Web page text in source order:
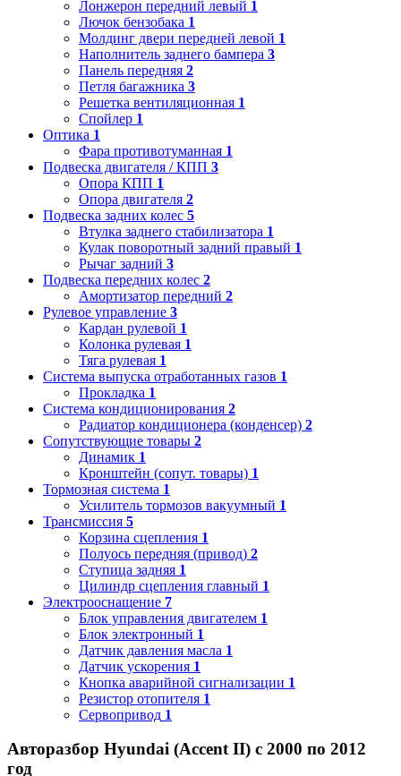
Лонжерон передний левый 1
Лючок бензобака 1
Молдинг двери передней левой 1
Наполнитель заднего бампера 3
Панель передняя 2
Петля багажника 3
Решетка вентиляционная 1
Спойлер 1
Оптика 1
Фара противотуманная 1
Подвеска двигателя / КПП 3
Опора КПП 1
Опора двигателя 2
Подвеска задних колес 5
Втулка заднего стабилизатора 1
Кулак поворотный задний правый 1
Рычаг задний 3
Подвеска передних колес 2
Амортизатор передний 2
Рулевое управление 3
Кардан рулевой 1
Колонка рулевая 1
Тяга рулевая 1
Система выпуска отработанных газов 1
Прокладка 1
Система кондиционирования 2
Радиатор кондиционера (конденсер) 2
Сопутствующие товары 2
Динамик 1
Кронштейн (сопут. товары) 1
Тормозная система 1
Усилитель тормозов вакуумный 1
Трансмиссия 5
Корзина сцепления 1
Полуось передняя (привод) 2
Ступица задняя 1
Цилиндр сцепления главный 1
Электрооснащение 7
Блок управления двигателем 1
Блок электронный 1
Датчик давления масла 1
Датчик ускорения 1
Кнопка аварийной сигнализации 1
Резистор отопителя 1
Сервопривод 1
Авторазбор Hyundai (Accent II) с 2000 по 2012
год